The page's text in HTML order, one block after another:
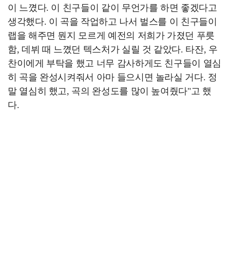
이 느꼈다. 이 친구들이 같이 무언가를 하면 좋겠다고
생각했다. 이 곡을 작업하고 나서 벌스를 이 친구들이
랩을 해주면 뭔지 모르게 예전의 저희가 가졌던 푸릇
함, 데뷔 때 느꼈던 텍스처가 실릴 것 같았다. 타잔, 우
찬이에게 부탁을 했고 너무 감사하게도 친구들이 열심
히 곡을 완성시켜줘서 아마 들으시면 놀라실 거다. 정
말 열심히 했고, 곡의 완성도를 많이 높여줬다"고 했
다.